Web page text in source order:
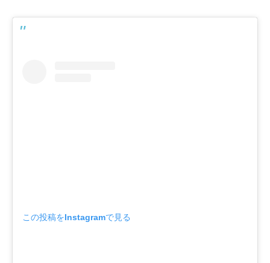
この投稿をInstagramで見る